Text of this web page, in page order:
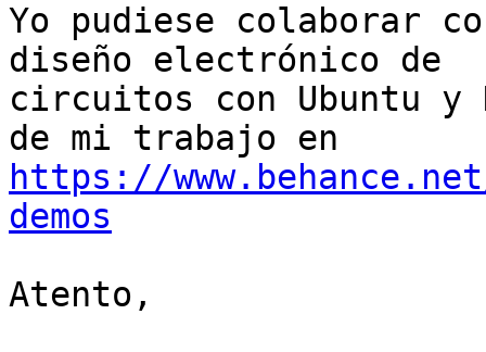
Yo pudiese colaborar
diseño electrónico de
circuitos con Ubuntu y
https://
demos
Atento,